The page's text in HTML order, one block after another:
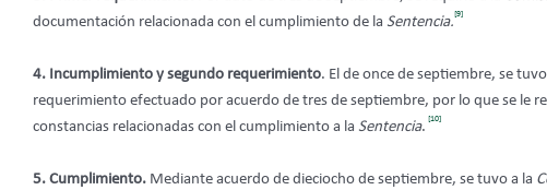
documentación relacionada con el cumplimiento de la Sentencia.
[9]
4. Incumplimiento y segundo requerimiento. El de once de septiembre, se
requerimiento efectuado por acuerdo de tres de septiembre, por lo que se le
constancias relacionadas con el cumplimiento a la Sentencia.
[10]
5. Cumplimiento. Mediante acuerdo de dieciocho de septiembre, se tuvo a la